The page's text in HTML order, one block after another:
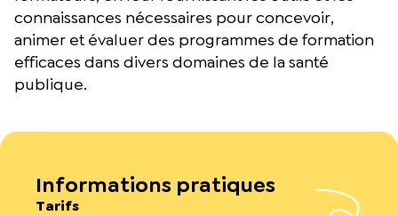
connaissances nécessaires pour concevoir,
animer et évaluer des programmes de formation
efficaces dans divers domaines de la santé
publique.
Informations pratiques
Tarifs